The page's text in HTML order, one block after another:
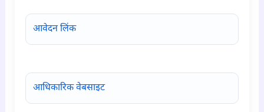
आवेदन लिंक
आधिकारिक वेबसाइट